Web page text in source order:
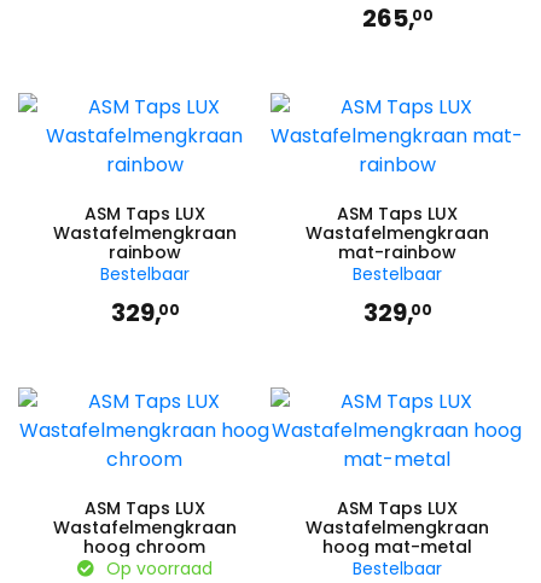
265,00
ASM Taps LUX
Wastafelmengkraan
rainbow
Bestelbaar
329,00
ASM Taps LUX
Wastafelmengkraan
mat-rainbow
Bestelbaar
329,00
ASM Taps LUX
Wastafelmengkraan
hoog chroom
Op voorraad
ASM Taps LUX
Wastafelmengkraan
hoog mat-metal
Bestelbaar